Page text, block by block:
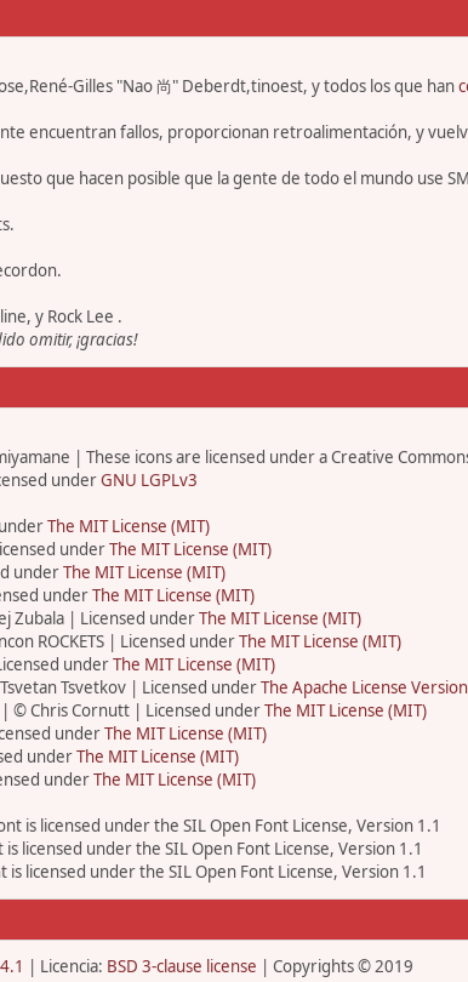
Gilles "Nao 尚" Deberdt,tinoest, y todos los que han
encuentran fallos, proporcionan retroalimentación, y
que hacen posible que la gente de todo el mundo use
y Rock Lee .
omitir, ¡gracias!
| These icons are licensed under a Creative
underGNU LGPLv3
The MIT License (MIT)
underThe MIT License (MIT)
underThe MIT License (MIT)
underThe MIT License (MIT)
Zubala | Licensed underThe MIT License (MIT)
ROCKETS | Licensed underThe MIT License (MIT)
underThe MIT License (MIT)
Tsvetkov | Licensed underThe Apache License
| © Chris Cornutt | Licensed underThe MIT License (MIT)
underThe MIT License (MIT)
underThe MIT License (MIT)
underThe MIT License (MIT)
is licensed under the SIL Open Font License, Version 1.1
licensed under the SIL Open Font License, Version 1.1
licensed under the SIL Open Font License, Version 1.1
| Licencia: BSD 3-clause license | Copyrights © 2019